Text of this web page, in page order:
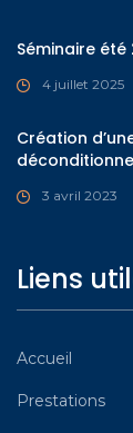
Séminaire été
4 juillet 2025
Création
3 avril 2023
Liens
Accueil
Prestations